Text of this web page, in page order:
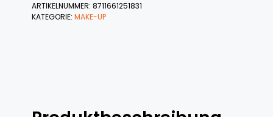
ARTIKELNUMMER: 8711661251831
KATEGORIE: MAKE-UP